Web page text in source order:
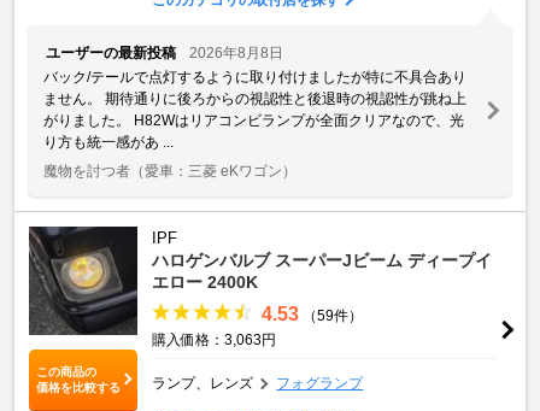
ユーザーの最新投稿
2026年8月8日
バック/テールで点灯するように取り付けましたが特に不具合あり
ません。 期待通りに後ろからの視認性と後退時の視認性が跳ね上
がりました。 H82Wはリアコンビランプが全面クリアなので、光
り方も統一感があ ...
魔物を討つ者 （愛車：三菱 eKワゴン）
この商品の
価格を比較する
IPF
ハロゲンバルブ スーパーJビーム ディープイ
エロー 2400K
4.53
（59件）
購入価格：3,063円
ランプ、レンズ フォグランプ